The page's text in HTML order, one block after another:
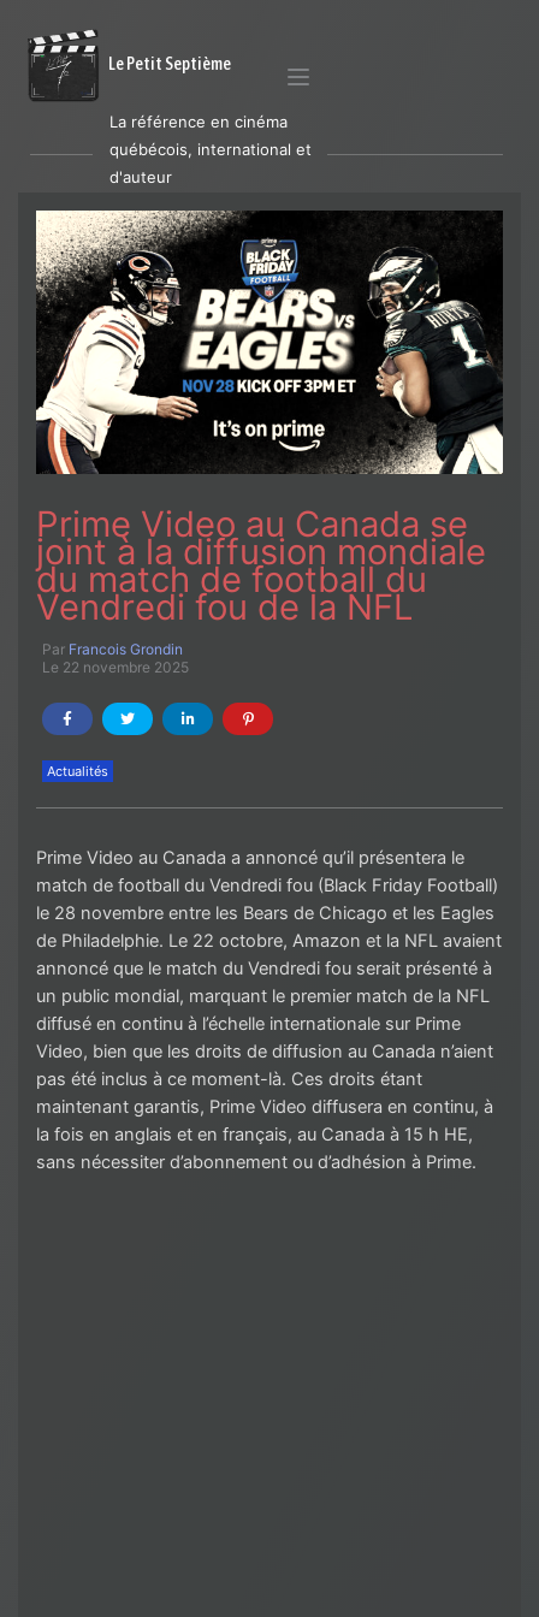
Le Petit Septième
La référence en cinéma
québécois, international et
d'auteur
Prime Video au Canada se
joint à la diffusion mondiale
du match de football du
Vendredi fou de la NFL
Par Francois Grondin
Le 22 novembre 2025
Actualités
Prime Video au Canada a annoncé qu’il présentera le
match de football du Vendredi fou (Black Friday Football)
le 28 novembre entre les Bears de Chicago et les Eagles
de Philadelphie. Le 22 octobre, Amazon et la NFL avaient
annoncé que le match du Vendredi fou serait présenté à
un public mondial, marquant le premier match de la NFL
diffusé en continu à l’échelle internationale sur Prime
Video, bien que les droits de diffusion au Canada n’aient
pas été inclus à ce moment-là. Ces droits étant
maintenant garantis, Prime Video diffusera en continu, à
la fois en anglais et en français, au Canada à 15 h HE,
sans nécessiter d’abonnement ou d’adhésion à Prime.